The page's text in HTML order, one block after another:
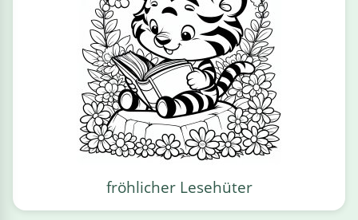
fröhlicher Lesehüter